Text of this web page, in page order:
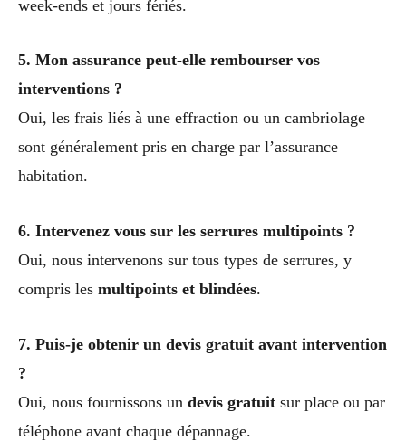
week-ends et jours fériés.
5. Mon assurance peut-elle rembourser vos
interventions ?
Oui, les frais liés à une effraction ou un cambriolage
sont généralement pris en charge par l’assurance
habitation.
6. Intervenez vous sur les serrures multipoints ?
Oui, nous intervenons sur tous types de serrures, y
compris les multipoints et blindées.
7. Puis-je obtenir un devis gratuit avant intervention
?
Oui, nous fournissons un devis gratuit sur place ou par
téléphone avant chaque dépannage.